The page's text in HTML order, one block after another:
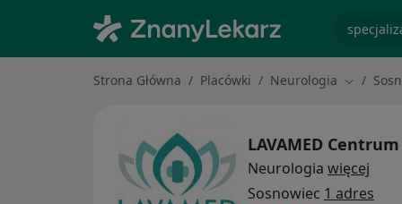
Strona Główna Placówki Neurologia Zmień
LAVAMED
Neurologia więcej
Sosnowiec 1 adres